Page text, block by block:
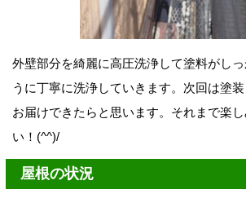
外壁部分を綺麗に高圧洗浄して塗料がし
うに丁寧に洗浄していきます。次回は塗
お届けできたらと思います。それまで楽
い！(^^)/
屋根の状況